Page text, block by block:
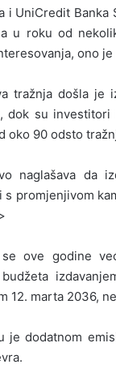
i UniCredit
u roku od
ono
tražnja došla je
dok su
oko 90 odsto
naglašava da
s promjenjivom
se ove godine
12. marta 2036,
je dodatnom